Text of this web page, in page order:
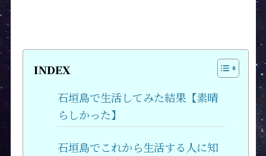
INDEX
石垣島で生活してみた結果【素晴
らしかった】
石垣島でこれから生活する人に知